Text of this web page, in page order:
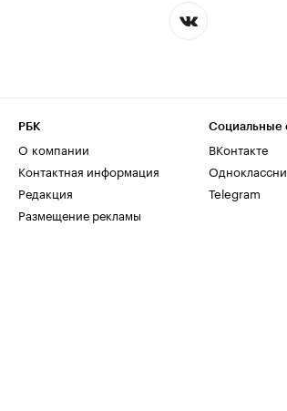
РБК
О компании
Контактная информация
Редакция
Размещение рекламы
Социальные
ВКонтакте
Telegram